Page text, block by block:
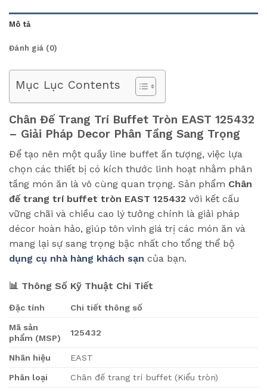
Mô tả
Đánh giá (0)
Mục Lục Contents
Chân Đế Trang Trí Buffet Tròn EAST 125432
– Giải Pháp Decor Phân Tầng Sang Trọng
Để tạo nên một quầy line buffet ấn tượng, việc lựa
chọn các thiết bị có kích thước linh hoạt nhằm phân
tầng món ăn là vô cùng quan trọng. Sản phẩm Chân
đế trang trí buffet tròn EAST 125432 với kết cấu
vững chãi và chiều cao lý tưởng chính là giải pháp
décor hoàn hảo, giúp tôn vinh giá trị các món ăn và
mang lại sự sang trọng bậc nhất cho tổng thể bộ
dụng cụ nhà hàng khách sạn của bạn.
📊 Thông Số Kỹ Thuật Chi Tiết
Đặc tính Chi tiết thông số
Mã sản
phẩm (MSP)
125432
Nhãn hiệu EAST
Phân loại Chân đế trang trí buffet (Kiểu tròn)